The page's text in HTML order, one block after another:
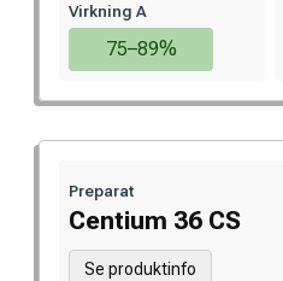
Virkning A
75–89%
Preparat
Centium 36 CS
Se produktinfo